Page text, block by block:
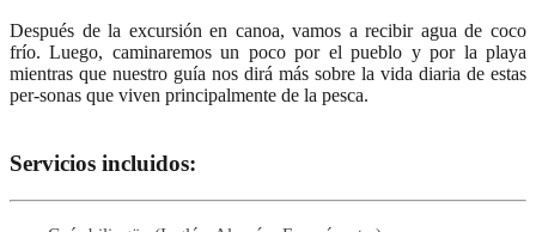
Después de la excursión en canoa, vamos a recibir agua de coco
frío. Luego, caminaremos un poco por el pueblo y por la playa
mientras que nuestro guía nos dirá más sobre la vida diaria de estas
per-sonas que viven principalmente de la pesca.
Servicios incluidos: